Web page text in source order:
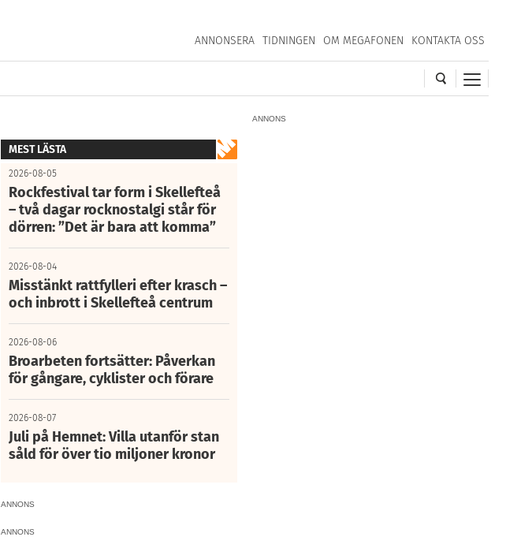
ANNONSERA TIDNINGEN OM MEGAFONEN KONTAKTA OSS
ANNONS
MEST LÄSTA
2026-08-05
Rockfestival tar form i Skellefteå
– två dagar rocknostalgi står för
dörren: ”Det är bara att komma”
2026-08-04
Misstänkt rattfylleri efter krasch –
och inbrott i Skellefteå centrum
2026-08-06
Broarbeten fortsätter: Påverkan
för gångare, cyklister och förare
2026-08-07
Juli på Hemnet: Villa utanför stan
såld för över tio miljoner kronor
ANNONS
ANNONS